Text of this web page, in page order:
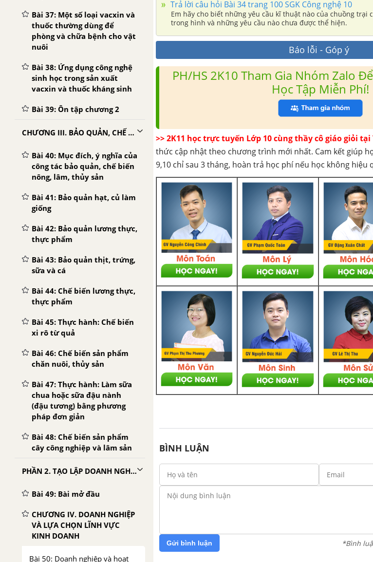
Bài 37: Một số loại vacxin và
thuốc thường dùng để
phòng và chữa bệnh cho vật
nuôi
Bài 38: Ứng dụng công nghệ
sinh học trong sản xuất
vacxin và thuốc kháng sinh
Bài 39: Ôn tập chương 2
CHƯƠNG III. BẢO QUẢN, CHẾ BIẾN NÔNG, LÂM, THỦY SẢN
Bài 40: Mục đích, ý nghĩa của
công tác bảo quản, chế biến
nông, lâm, thủy sản
Bài 41: Bảo quản hạt, củ làm
giống
Bài 42: Bảo quản lương thực,
thực phẩm
Bài 43: Bảo quản thịt, trứng,
sữa và cá
Bài 44: Chế biến lương thực,
thực phẩm
Bài 45: Thực hành: Chế biến
xi rô từ quả
Bài 46: Chế biến sản phẩm
chăn nuôi, thủy sản
Bài 47: Thực hành: Làm sữa
chua hoặc sữa đậu nành
(đậu tương) bằng phương
pháp đơn giản
Bài 48: Chế biến sản phẩm
cây công nghiệp và lâm sản
PHẦN 2. TẠO LẬP DOANH NGHIỆP
Bài 49: Bài mở đầu
CHƯƠNG IV. DOANH NGHIỆP
VÀ LỰA CHỌN LĨNH VỰC
KINH DOANH
Bài 50: Doanh nghiệp và hoạt
Trả lời câu hỏi Bài 34 trang 100 SGK Công nghệ 10
Em hãy cho biết những yêu cầu kĩ thuật nào của chuồng trại
trong hình và những yêu cầu nào chưa được thể hiện.
Báo lỗi - Góp ý
PH/HS 2K10 Tham Gia Nhóm Zalo
Học Tập Miễn Phí!
>> 2K11 học trực tuyến Lớp 10 cùng thầy cô giáo giỏi
thức cập nhật theo chương trình mới nhất. Cam kết giúp
9,10 chỉ sau 3 tháng, hoàn trả học phí nếu học không hiệu
BÌNH LUẬN
Gửi bình luận *Bình